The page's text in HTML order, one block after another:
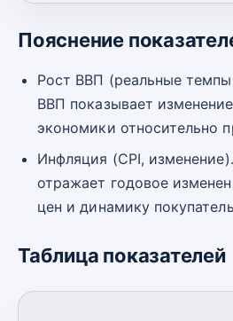
Пояснение
Рост ВВП (реальные
ВВП показывает
экономики относительно
Инфляция (CPI,
отражает годовое
цен и динамику
Таблица показателей